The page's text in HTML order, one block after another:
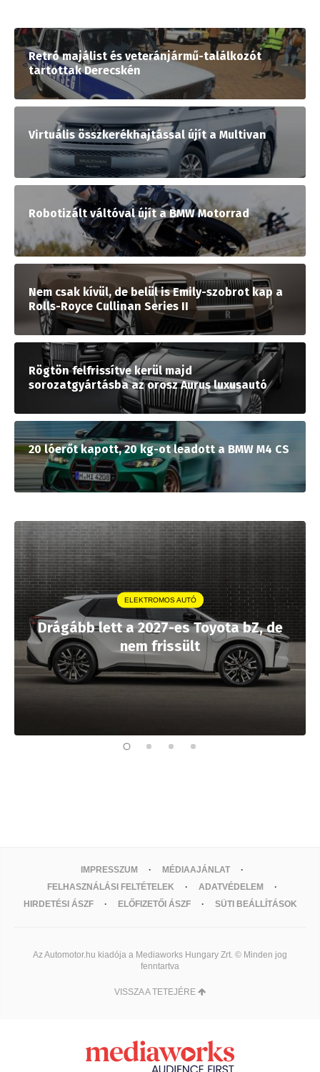
Retró majálist és veteránjármű-találkozót
tartottak Derecskén
Virtuális összkerékhajtással újít a Multivan
Robotizált váltóval újít a BMW Motorrad
Nem csak kívül, de belül is Emily-szobrot kap a
Rolls-Royce Cullinan Series II
Rögtön felfrissítve kerül majd
sorozatgyártásba az orosz Aurus luxusautó
20 lóerőt kapott, 20 kg-ot leadott a BMW M4 CS
ELEKTROMOS AUTÓ
Drágább lett a 2027-es Toyota bZ, de
nem frissült
IMPRESSZUM
MÉDIAAJÁNLAT
FELHASZNÁLÁSI FELTÉTELEK
ADATVÉDELEM
HIRDETÉSI ÁSZF
ELŐFIZETŐI ÁSZF SÜTI BEÁLLÍTÁSOK
Az Automotor.hu kiadója a Mediaworks Hungary Zrt. © Minden jog
fenntartva
VISSZA A TETEJÉRE